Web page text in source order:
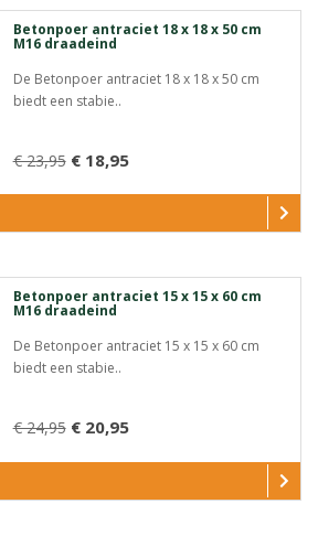
Betonpoer antraciet 18 x 18 x 50 cm
M16 draadeind
De Betonpoer antraciet 18 x 18 x 50 cm
biedt een stabie..
€ 23,95 € 18,95
Betonpoer antraciet 15 x 15 x 60 cm
M16 draadeind
De Betonpoer antraciet 15 x 15 x 60 cm
biedt een stabie..
€ 24,95 € 20,95